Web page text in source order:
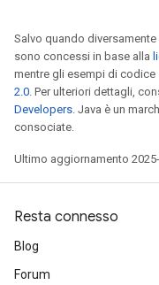
Salvo quando
sono concessi in base alla
mentre gli esempi di
2.0. Per ulteriori dettagli,
Developers. Java è un
consociate.
Ultimo aggiornamento
Resta connesso
Blog
Forum